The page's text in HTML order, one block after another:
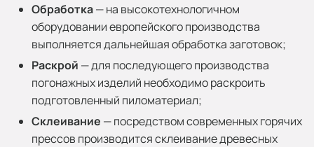
Обработка— на высокотехнологичном
оборудовании европейского производства
выполняется дальнейшая обработка заготовок;
Раскрой — для последующего производства
погонажных изделий необходимо раскроить
подготовленный пиломатериал;
Склеивание — посредством современных горячих
прессов производится склеивание древесных